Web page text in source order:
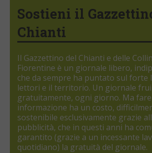
Sostieni il
Chianti
Il Gazzettino del Chianti e delle
Fiorentine è un giornale libero,
che da sempre ha puntato sul forte
lettori e il territorio. Un giornale
gratuitamente, ogni giorno. Ma
informazione ha un costo,
sostenibile esclusivamente grazie
pubblicità, che in questi anni ha
garantito (grazie a un incessante
quotidiano) la gratuità del giornale.